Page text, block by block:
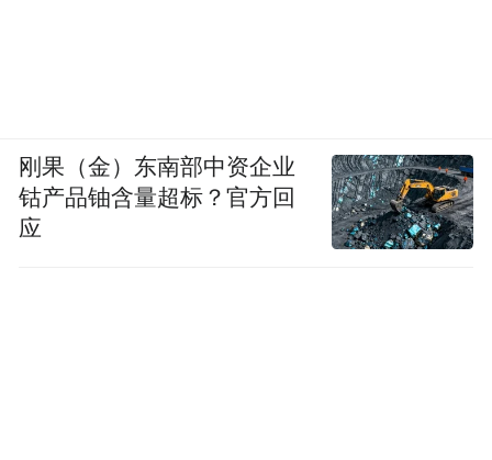
刚果（金）东南部中资企业
钴产品铀含量超标？官方回
应